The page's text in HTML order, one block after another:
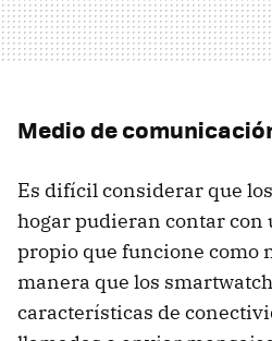
Medio de
Es difícil considerar que
hogar pudieran contar con
propio que funcione como
manera que los
características de